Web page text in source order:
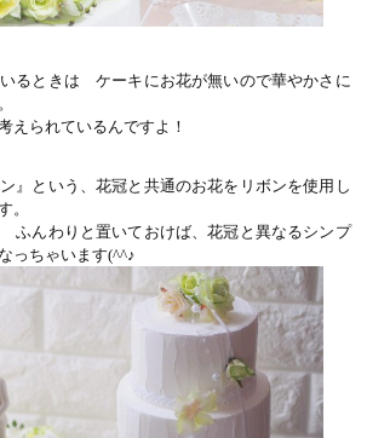
るときは ケーキにお花が無いので華やかさに
えられているんですよ！
』という、花冠と共通のお花をリボンを使用し
。
ふんわりと置いておけば、花冠と異なるシンプ
っちゃいます(^^♪